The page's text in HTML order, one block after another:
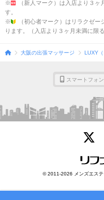
※
（新人マーク）は入店より３
す。
※
（初心者マーク）はリラクゼ
ります。（入店より３ヶ月未満に限る
大阪の出張マッサージ LUXY
スマートフォン
© 2011-2026 メンズエステ